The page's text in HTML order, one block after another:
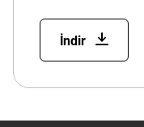
İndir